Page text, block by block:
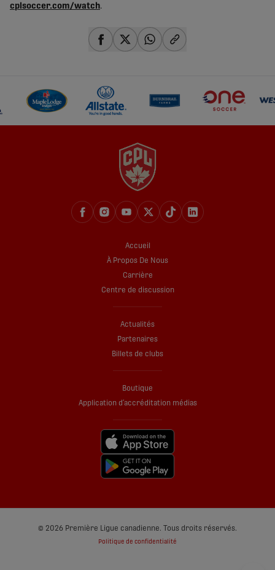
cplsoccer.com/watch.
Accueil
À Propos De Nous
Carrière
Centre de discussion
Actualités
Partenaires
Billets de clubs
Boutique
Application d’accréditation médias
© 2026 Première Ligue canadienne. Tous droits réservés.
Politique de confidentialité